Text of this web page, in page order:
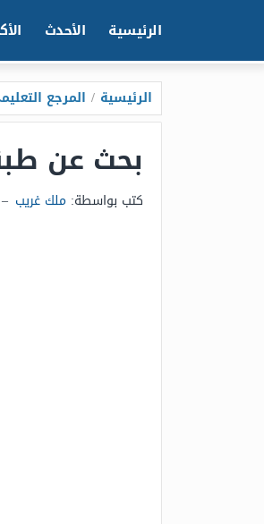
الرئيسية الأحدث
الرئيسية / المرجع
بحث عن
كتب بواسطة: ملك غريب –